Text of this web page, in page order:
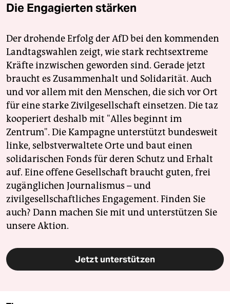
Die Engagierten stärken
Der drohende Erfolg der AfD bei den kommenden
Landtagswahlen zeigt, wie stark rechtsextreme
Kräfte inzwischen geworden sind. Gerade jetzt
braucht es Zusammenhalt und Solidarität. Auch
und vor allem mit den Menschen, die sich vor Ort
für eine starke Zivilgesellschaft einsetzen. Die taz
kooperiert deshalb mit "Alles beginnt im
Zentrum". Die Kampagne unterstützt bundesweit
linke, selbstverwaltete Orte und baut einen
solidarischen Fonds für deren Schutz und Erhalt
auf. Eine offene Gesellschaft braucht guten, frei
zugänglichen Journalismus – und
zivilgesellschaftliches Engagement. Finden Sie
auch? Dann machen Sie mit und unterstützen Sie
unsere Aktion.
Jetzt unterstützen